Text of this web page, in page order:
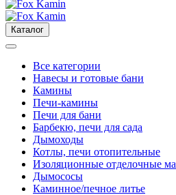
Каталог
Все категории
Навесы и готовые бани
Камины
Печи-камины
Печи для бани
Барбекю, печи для сада
Дымоходы
Котлы, печи отопительные
Изоляционные отделочные
Дымососы
Каминное/печное литье